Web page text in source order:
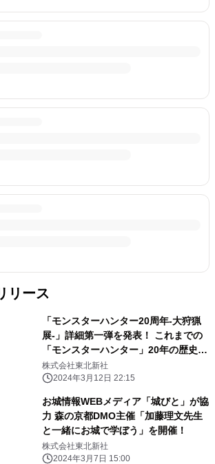
リース
「モンスターハンター20周年-大狩猟
展-」詳細第一弾を発表！ これまでの
「モンスターハンター」20年の歴史で
生み出された 開発データを活用した体
験型コンテンツが六本木に集結。 「モ
会を開催！！
株式会社東北新社
2024年3月12日 22:15
お城情報WEBメディア「城びと」が協
力 森の京都DMO主催「加藤理文先生
と一緒にお城で学ぼう」を開催！
株式会社東北新社
2024年3月7日 15:00